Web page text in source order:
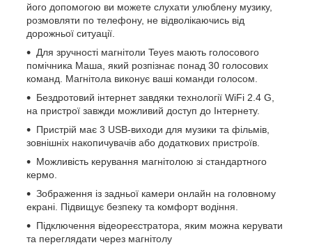
його допомогою ви можете слухати улюблену музику,
розмовляти по телефону, не відволікаючись від
дорожньої ситуації.
Для зручності магнітоли Teyes мають голосового
помічника Маша, який розпізнає понад 30 голосових
команд. Магнітола виконує ваші команди голосом.
Бездротовий інтернет завдяки технології WiFi 2.4 G,
на пристрої завжди можливий доступ до Інтернету.
Пристрій має 3 USB-виходи для музики та фільмів,
зовнішніх накопичувачів або додаткових пристроїв.
Можливість керування магнітолою зі стандартного
кермо.
Зображення із задньої камери онлайн на головному
екрані. Підвищує безпеку та комфорт водіння.
Підключення відеореєстратора, яким можна керувати
та переглядати через магнітолу